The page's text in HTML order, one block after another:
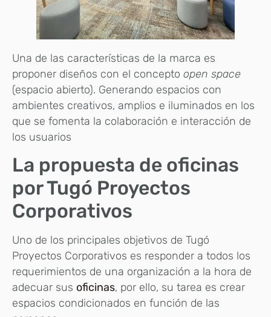
Una de las características de la marca es
proponer diseños con el concepto open space
(espacio abierto). Generando espacios con
ambientes creativos, amplios e iluminados en los
que se fomenta la colaboración e interacción de
los usuarios
La propuesta de oficinas
por Tugó Proyectos
Corporativos
Uno de los principales objetivos de Tugó
Proyectos Corporativos es responder a todos los
requerimientos de una organización a la hora de
adecuar sus oficinas, por ello, su tarea es crear
espacios condicionados en función de las